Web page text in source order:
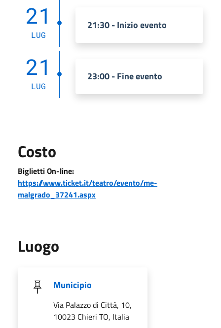
21
LUG
21:30 - Inizio evento
21
LUG
23:00 - Fine evento
Costo
Biglietti On-line:
https://www.ticket.it/teatro/evento/me-
malgrado_37241.aspx
Luogo
Municipio
Via Palazzo di Città, 10,
10023 Chieri TO, Italia